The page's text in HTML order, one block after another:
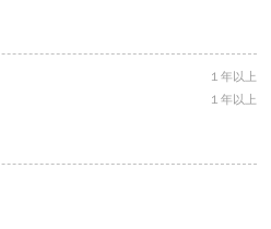
１年以上
１年以上